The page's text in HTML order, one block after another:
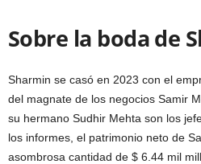
Sobre la boda de
Sharmin se casó en 2023 con el
del magnate de los negocios Samir
su hermano Sudhir Mehta son los
los informes, el patrimonio neto de
asombrosa cantidad de $ 6.44 mil